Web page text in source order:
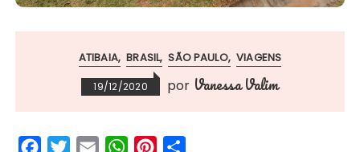
ATIBAIA BRASIL SÃO PAULO VIAGENS
19/12/2020 por Vanessa Valim
W